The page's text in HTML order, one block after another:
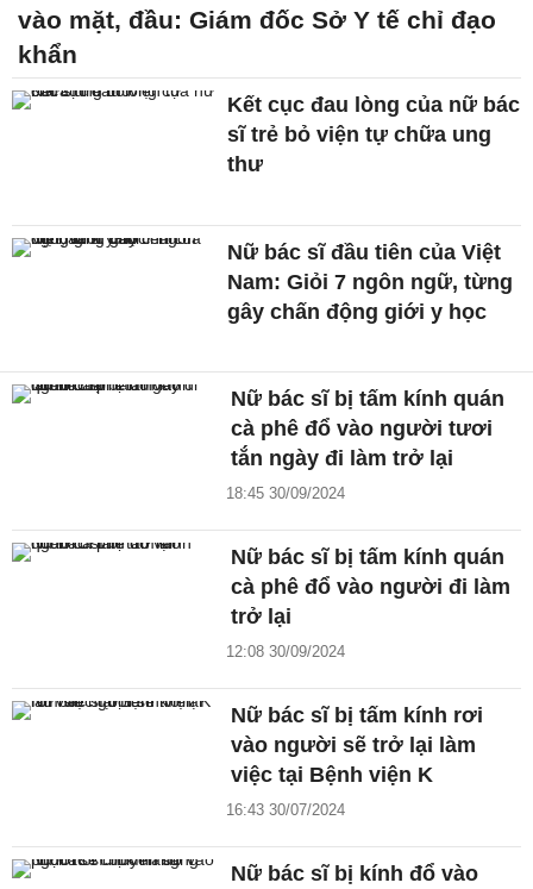
vào mặt, đầu: Giám đốc Sở Y tế chỉ đạo
khẩn
Kết cục đau lòng của nữ bác
sĩ trẻ bỏ viện tự chữa ung
thư
Nữ bác sĩ đầu tiên của Việt
Nam: Giỏi 7 ngôn ngữ, từng
gây chấn động giới y học
Nữ bác sĩ bị tấm kính quán
cà phê đổ vào người tươi
tắn ngày đi làm trở lại
18:45 30/09/2024
Nữ bác sĩ bị tấm kính quán
cà phê đổ vào người đi làm
trở lại
12:08 30/09/2024
Nữ bác sĩ bị tấm kính rơi
vào người sẽ trở lại làm
việc tại Bệnh viện K
16:43 30/07/2024
Nữ bác sĩ bị kính đổ vào